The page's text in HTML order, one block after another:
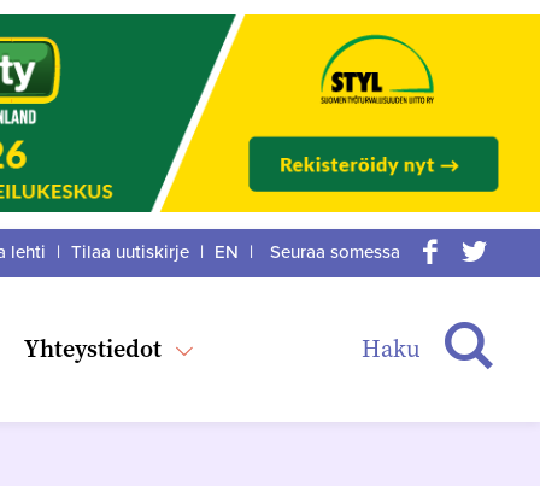
Yhteystiedot Haku
lehti | Tilaa uutiskirje | EN | Seuraa somessa